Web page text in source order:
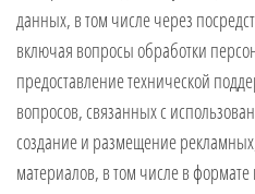
данных, в том числе через
включая вопросы обработки
предоставление технической
вопросов, связанных с
создание и размещение
материалов, в том числе в